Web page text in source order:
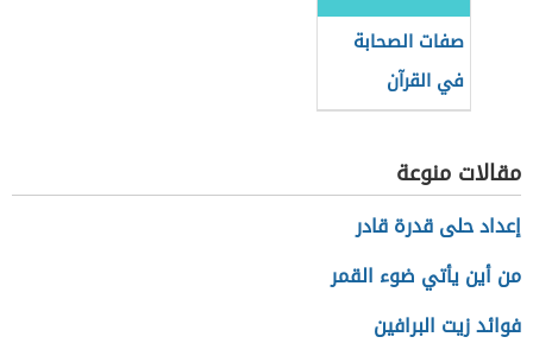
صفات الصحابة
في القرآن
مقالات منوعة
إعداد حلى قدرة قادر
من أين يأتي ضوء القمر
فوائد زيت البرافين